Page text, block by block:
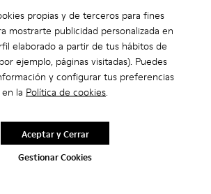
propias y de terceros para fines
mostrarte publicidad personalizada en
elaborado a partir de tus hábitos de
ejemplo, páginas visitadas). Puedes
y configurar tus preferencias
en la Política de cookies.
Gestionar Cookies
Aceptar y Cerrar
Ajuste
Pequeño
Ancho
Estrecho
muy original